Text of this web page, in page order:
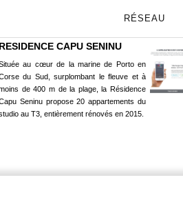
RÉSEAU
RESIDENCE CAPU SENINU
au cœur de la marine de Porto en
du Sud, surplombant le fleuve et à
de 400 m de la plage, la Résidence
Seninu propose 20 appartements du
au T3, entièrement rénovés en 2015.